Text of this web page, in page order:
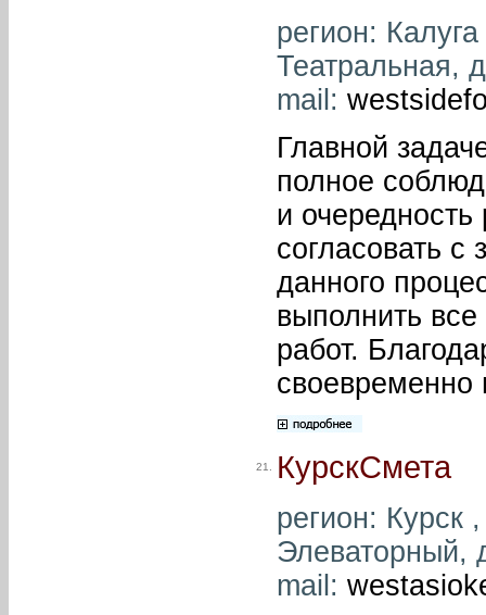
регион:
Театральная,
mail:
Главной
полное
и
согласовать с
данного
выполнить
работ.
своевременно
21. КурскСмета
регион: Курск
Элеваторный,
mail: